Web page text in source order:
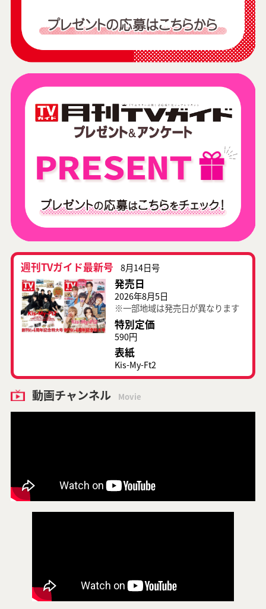
週刊TVガイド最新号 8月14日号
発売日
2026年8月5日
※一部地域は発売日が異なります
特別定価
590円
表紙
Kis-My-Ft2
動画チャンネル Movie